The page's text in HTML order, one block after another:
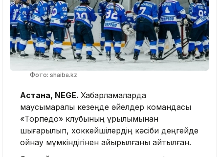
Фото: shaiba.kz
Астана, NEGE. Хабарламаларда
маусымаралық кезеңде әйелдер командасы
«Торпедо» клубының құрылымынан
шығарылып, хоккейшілердің кәсіби деңгейде
ойнау мүмкіндігінен айырылғаны айтылған.